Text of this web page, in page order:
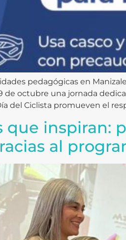
pedagógicas en
de octubre una jornada
del Ciclista promueven el
que inspiran:
al